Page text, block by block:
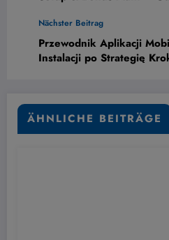
Nächster Beitrag
Przewodnik Aplikacji
Instalacji po Strategię
ÄHNLICHE BEITRÄGE